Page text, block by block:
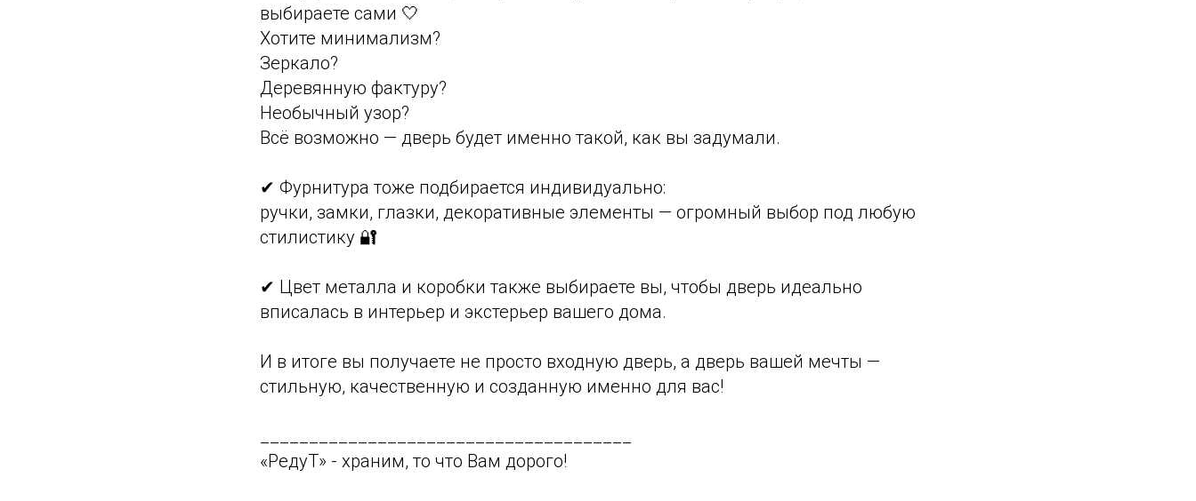
выбираете сами 🤍
Хотите минимализм?
Зеркало?
Деревянную фактуру?
Необычный узор?
Всё возможно — дверь будет именно такой, как вы задумали.
✔ Фурнитура тоже подбирается индивидуально:
ручки, замки, глазки, декоративные элементы — огромный выбор под любую
стилистику 🔐
✔ Цвет металла и коробки также выбираете вы, чтобы дверь идеально
вписалась в интерьер и экстерьер вашего дома.
И в итоге вы получаете не просто входную дверь, а дверь вашей мечты —
стильную, качественную и созданную именно для вас!
«РедуТ» - храним, то что Вам дорого!